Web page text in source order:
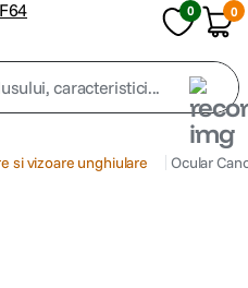
0 0
caracteristici...
si vizoare unghiulare Ocular